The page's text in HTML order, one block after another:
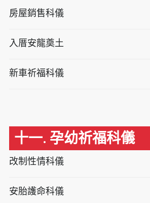
房屋銷售科儀
入厝安龍奠土
新車祈福科儀
十一. 孕幼祈福科儀
改制性情科儀
安胎護命科儀